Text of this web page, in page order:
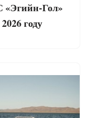
«Эгийн-Гол»
году